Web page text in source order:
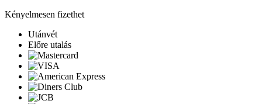
Kényelmesen fizethet
Utánvét
Előre utalás